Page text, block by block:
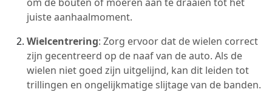
juiste aanhaalmoment.
Wielcentrering: Zorg ervoor dat de wielen correct
zijn gecentreerd op de naaf van de auto. Als de
wielen niet goed zijn uitgelijnd, kan dit leiden tot
trillingen en ongelijkmatige slijtage van de banden.